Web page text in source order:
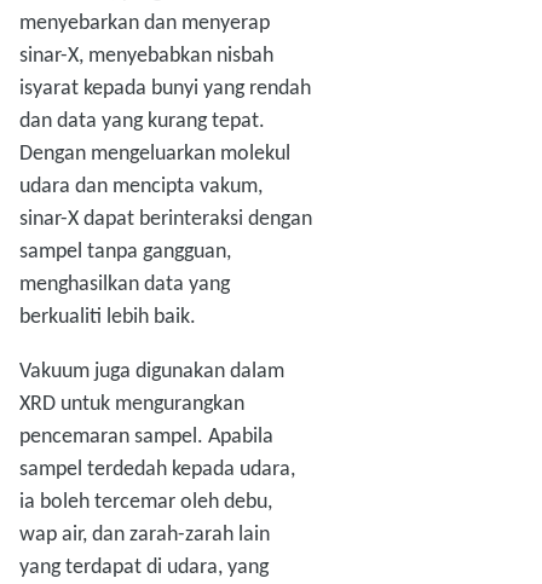
menyebarkan dan menyerap
sinar-X, menyebabkan nisbah
isyarat kepada bunyi yang rendah
dan data yang kurang tepat.
Dengan mengeluarkan molekul
udara dan mencipta vakum,
sinar-X dapat berinteraksi dengan
sampel tanpa gangguan,
menghasilkan data yang
berkualiti lebih baik.
Vakuum juga digunakan dalam
XRD untuk mengurangkan
pencemaran sampel. Apabila
sampel terdedah kepada udara,
ia boleh tercemar oleh debu,
wap air, dan zarah-zarah lain
yang terdapat di udara, yang